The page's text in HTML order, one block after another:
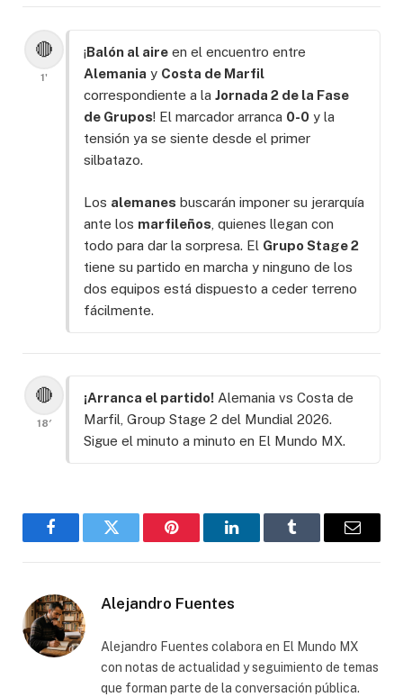
🔴
1'
¡Balón al aire en el encuentro entre
Alemania y Costa de Marfil
correspondiente a la Jornada 2 de la Fase
de Grupos! El marcador arranca 0-0 y la
tensión ya se siente desde el primer
silbatazo.
Los alemanes buscarán imponer su jerarquía
ante los marfileños , quienes llegan con
todo para dar la sorpresa. El Grupo Stage 2
tiene su partido en marcha y ninguno de los
dos equipos está dispuesto a ceder terreno
fácilmente.
🔴
18′
¡Arranca el partido! Alemania vs Costa de
Marfil, Group Stage 2 del Mundial 2026.
Sigue el minuto a minuto en El Mundo MX.
FacebookGorjeo Pinterest LinkedInTumblr
Correo
Alejandro Fuentes
Alejandro Fuentes colabora en El Mundo MX
con notas de actualidad y seguimiento de temas
que forman parte de la conversación pública.